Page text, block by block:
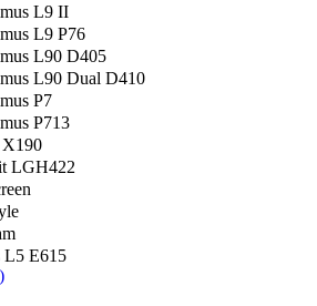
L9 II
L9 P76
L90 D405
L90 Dual D410
P7
P713
LGH422
L5 E615